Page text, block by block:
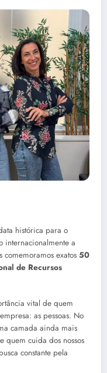
histórica para o
internacionalmente a
exatos 50
de Recursos
vital de quem
as pessoas. No
camada ainda mais
quem cuida dos nossos
constante pela